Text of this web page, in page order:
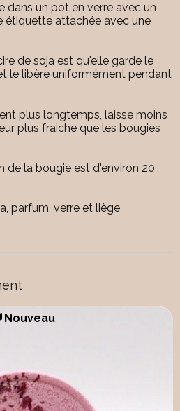
dans un pot en verre avec un
étiquette attachée avec une
de soja est qu'elle garde le
le libère uniformément pendant
plus longtemps, laisse moins
plus fraiche que les bougies
de la bougie est d'environ 20
parfum, verre et liège
Nouveau